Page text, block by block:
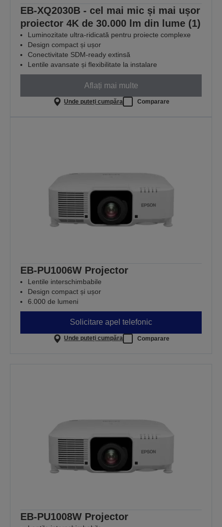
EB-XQ2030B - cel mai mic și mai ușor
proiector 4K de 30.000 lm din lume (1)
Luminozitate ultra-ridicată pentru proiecte complexe
Design compact și ușor
Conectivitate SDM-ready extinsă
Lentile avansate și flexibilitate la instalare
Aflați mai multe
Unde puteți cumpăra Comparare
EB-PU1006W Projector
Lentile interschimbabile
Design compact și ușor
6.000 de lumeni
Solicitare apel telefonic
Unde puteți cumpăra Comparare
EB-PU1008W Projector